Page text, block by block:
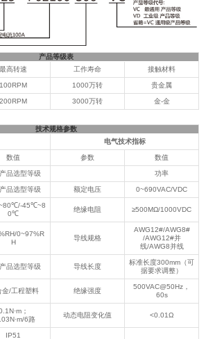
产品等级表
最高转速 工作寿命 接触材料
100RPM 1000万转 贵金属
200RPM 3000万转 金-金
技术规格参数
电气技术指标
数值 参数 数值
品选型等级 功率
品选型等级 额定电压 0~690VAC/VDC
45℃~8
0℃
绝缘电阻 ≥500MΩ/1000VDC
0~97%R
H
导线规格
AWG12#/AWG8#
/AWG12#并
线/AWG8并线
品选型等级 导线长度
标准长度300mm（可
据要求调整）
金/工程塑料 绝缘强度
500VAC@50Hz，
60s
；
6路
动态电阻变化值 <0.01Ω
IP51